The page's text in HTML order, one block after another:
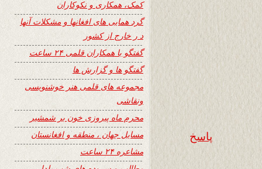
پاسخ
کمک، همکاری و نکوکاران
گرد همایی های افغانها و مشکلات آنها
د ر خارج از کشور
گفتگو با همکاران قلمی ۲۴ ساعت
گفتگو ها و گزارش ها
مجموعه های قلمی هنر خوشنویسی
ونقاشی
محرم ماه پیروزی خون بر شمشیر
مسایل جهان ، منطقه و افغانستان
مشاعره ۲۴ ساعت